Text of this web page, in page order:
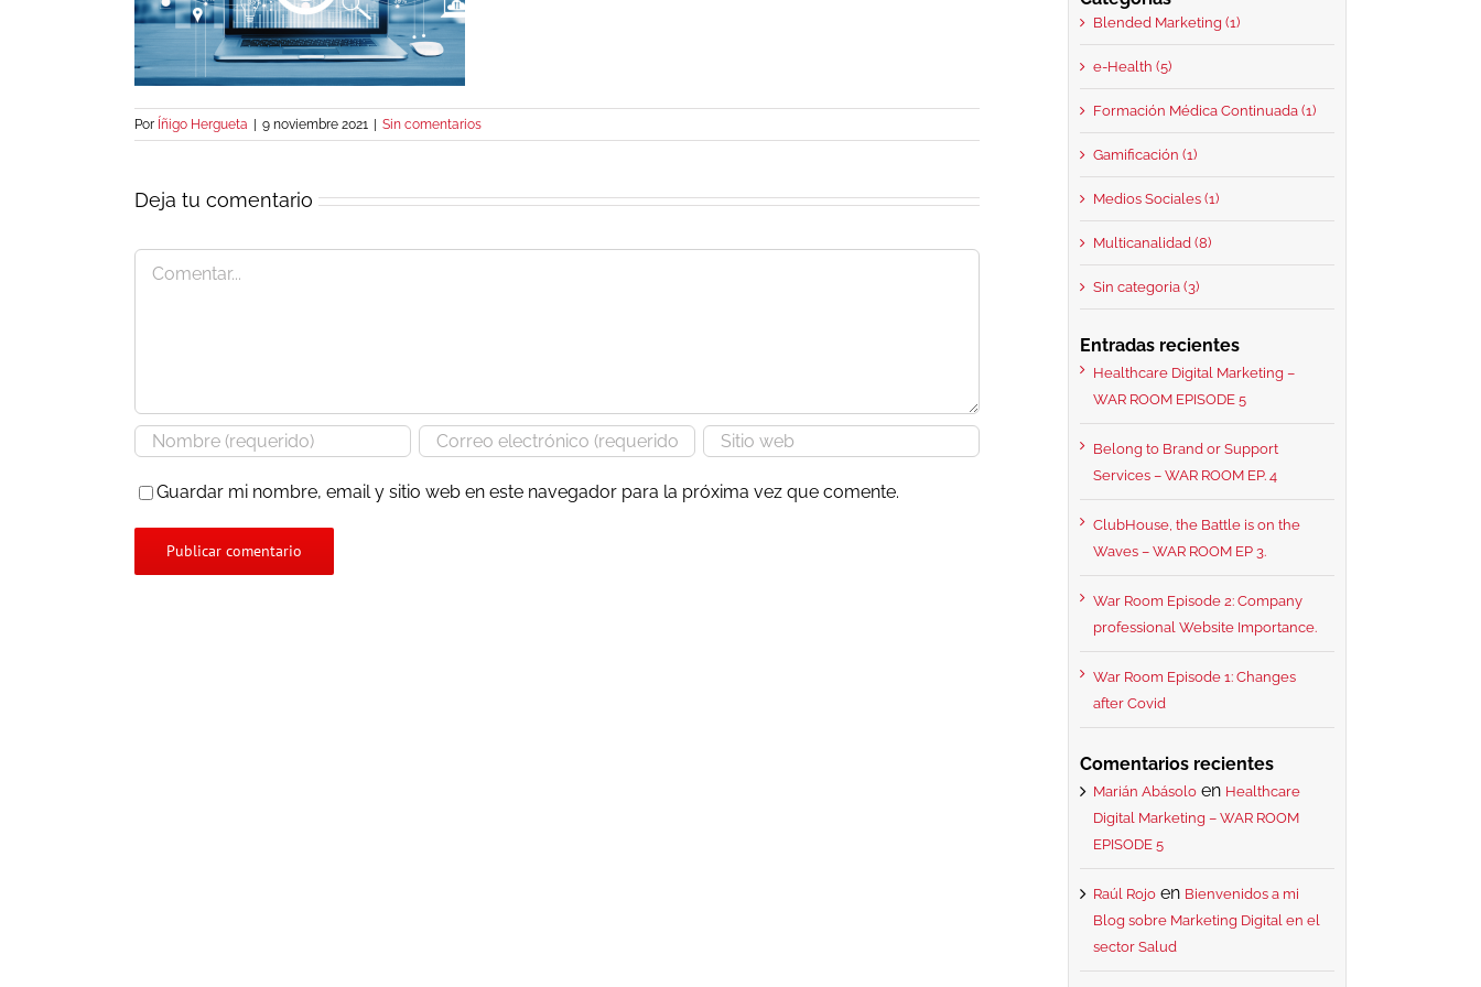
Por Íñigo Hergueta 9 noviembre 2021 Sin comentarios
Deja tu comentario
Comentar
Guardar mi nombre, email y sitio web en este navegador para la próxima vez que comente.
Blended Marketing (1)
e-Health (5)
Formación Médica Continuada (1)
Gamificación (1)
Medios Sociales (1)
Multicanalidad (8)
Sin categoria (3)
Entradas recientes
Healthcare Digital Marketing –
WAR ROOM EPISODE 5
Belong to Brand or Support
Services – WAR ROOM EP. 4
ClubHouse, the Battle is on the
Waves – WAR ROOM EP 3.
War Room Episode 2: Company
professional Website Importance.
War Room Episode 1: Changes
after Covid
Comentarios recientes
Marián Abásolo en Healthcare
Digital Marketing – WAR ROOM
EPISODE 5
Raúl Rojo en Bienvenidos a mi
Blog sobre Marketing Digital en el
sector Salud